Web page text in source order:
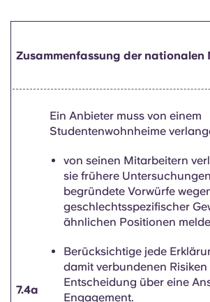
Zusammenfassung der nationalen
7.4a
Ein Anbieter muss von einem
Studentenwohnheime
von seinen Mitarbeitern
sie frühere
begründete Vorwürfe
geschlechtsspezifischer
ähnlichen Positionen
Berücksichtige jede
damit verbundenen Risiken
Entscheidung über eine
Engagement.